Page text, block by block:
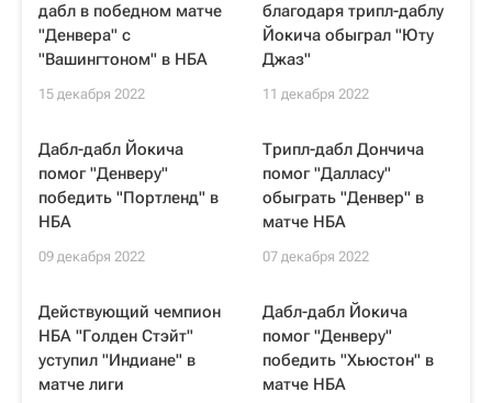
дабл в победном матче
"Денвера" с
"Вашингтоном" в НБА
15 декабря 2022
благодаря трипл-даблу
Йокича обыграл "Юту
Джаз"
11 декабря 2022
Дабл-дабл Йокича
помог "Денверу"
победить "Портленд" в
НБА
09 декабря 2022
Трипл-дабл Дончича
помог "Далласу"
обыграть "Денвер" в
матче НБА
07 декабря 2022
Действующий чемпион
НБА "Голден Стэйт"
уступил "Индиане" в
матче лиги
Дабл-дабл Йокича
помог "Денверу"
победить "Хьюстон" в
матче НБА